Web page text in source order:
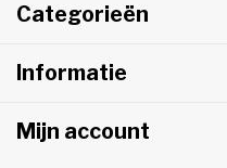
Categorieën
Informatie
Mijn account